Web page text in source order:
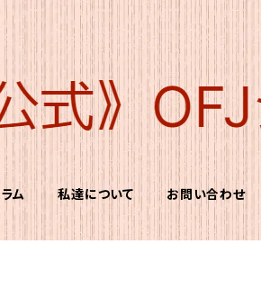
ム 私達について お問い合わせ